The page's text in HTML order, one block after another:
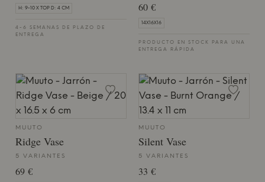
H: 9-10 X TOP D: 4 CM
4-6 SEMANAS DE PLAZO DE
ENTREGA
60 €
14X16X16
PRODUCTO EN STOCK PARA UNA
ENTREGA RÁPIDA
MUUTO
Ridge Vase
5 VARIANTES
69 €
MUUTO
Silent Vase
5 VARIANTES
33 €